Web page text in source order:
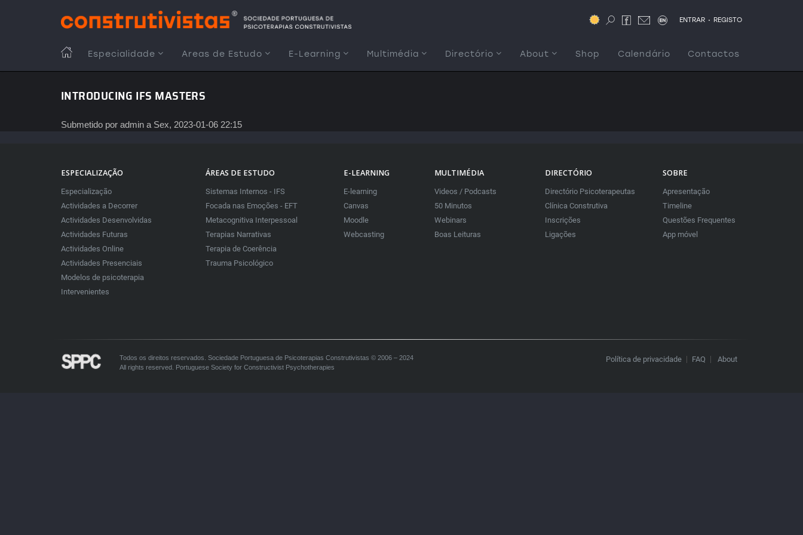
ENTRAR . REGISTO
MAIN
NAVIGATION
Especialidade Areas de Estudo E-Learning Multimédia Directório About Shop Calendário Contactos
INTRODUCING IFS MASTERS
Submetido por admin a Sex, 2023-01-06 22:15
ESPECIALIZAÇÃO
Especialização
Actividades a Decorrer
Actividades Desenvolvidas
Actividades Futuras
Actividades Online
Actividades Presenciais
Modelos de psicoterapia
Intervenientes
ÁREAS DE ESTUDO
Sistemas Internos - IFS
Focada nas Emoções - EFT
Metacognitiva Interpessoal
Terapias Narrativas
Terapia de Coerência
Trauma Psicológico
E-LEARNING
E-learning
Canvas
Moodle
Webcasting
MULTIMÉDIA
Videos / Podcasts
50 Minutos
Webinars
Boas Leituras
DIRECTÓRIO
Directório Psicoterapeutas
Clínica Construtiva
Inscrições
Ligações
SOBRE
Apresentação
Timeline
Questões Frequentes
App móvel
Política de privacidade FAQ About
Todos os direitos reservados. Sociedade Portuguesa de Psicoterapias Construtivistas © 2006 – 2024
All rights reserved. Portuguese Society for Constructivist Psychotherapies